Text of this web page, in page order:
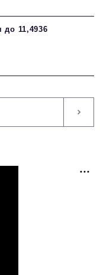
до 11,4936